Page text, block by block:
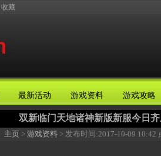
收藏
最新活动 游戏资料 游戏攻略
双新临门天地诸神新版新服今日
主页 > 游戏资料 > 发布时间:2017-10-09 10:42